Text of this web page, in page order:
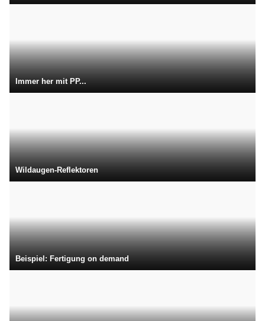
Immer her mit PP...
Wildaugen-Reflektoren
Beispiel: Fertigung on demand